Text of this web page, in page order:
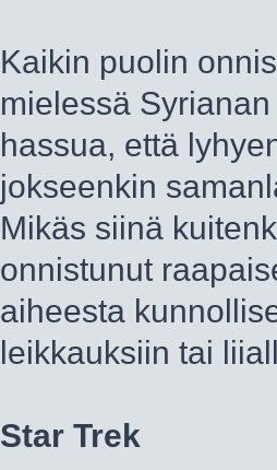
Kaikin puolin
mielessä
hassua, että
jokseenkin
Mikäs siinä
onnistunut
aiheesta
leikkauksiin tai
Star Trek